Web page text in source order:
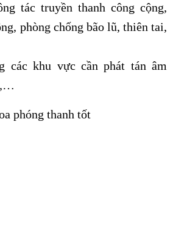
tác truyền thanh công cộng,
phòng chống bão lũ, thiên tai,
các khu vực cần phát tán âm